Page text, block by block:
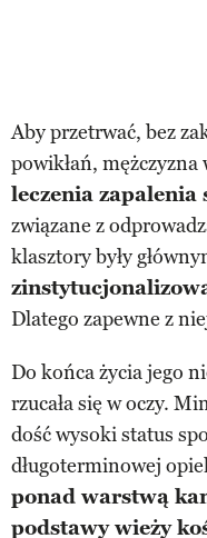
Aby przetrwać, bez
powikłań, mężczyzna
leczenia zapalenia
związane z
klasztory były
Dlatego zapewne z
Do końca życia jego
rzucała się w oczy.
dość wysoki status
długoterminowej
ponad warstwą
podstawy wieży